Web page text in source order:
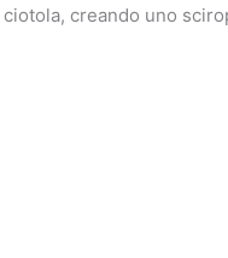
creando uno